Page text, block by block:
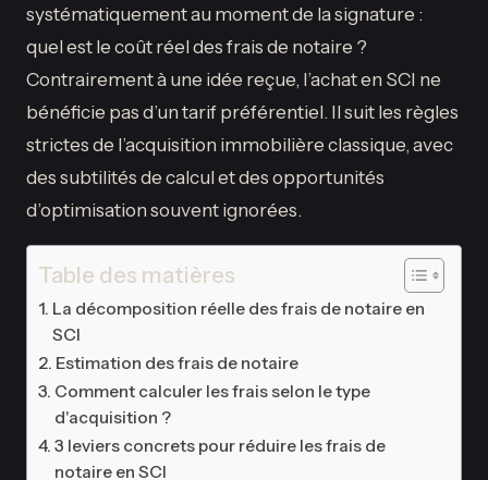
systématiquement au moment de la signature :
quel est le coût réel des frais de notaire ?
Contrairement à une idée reçue, l’achat en SCI ne
bénéficie pas d’un tarif préférentiel. Il suit les règles
strictes de l’acquisition immobilière classique, avec
des subtilités de calcul et des opportunités
d’optimisation souvent ignorées.
Table des matières
La décomposition réelle des frais de notaire en
SCI
Estimation des frais de notaire
Comment calculer les frais selon le type
d'acquisition ?
3 leviers concrets pour réduire les frais de
notaire en SCI